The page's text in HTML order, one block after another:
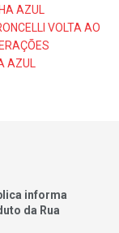
AZUL
VOLTA AO
AZUL
informa
da Rua